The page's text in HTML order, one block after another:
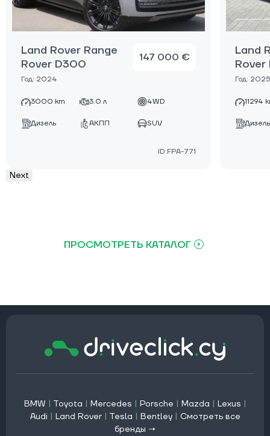
Land Rover Range
Rover D300
Год: 2024
147 000 €
3000 km 3.0 л 4WD
Дизель АКПП SUV
ID:FPA-771
Land
Год: 2025
11294
Дизель
Next
ПРОСМОТРЕТЬ КАТАЛОГ
BMW | Toyota | Mercedes | Porsche | Mazda | Lexus |
Audi | Land Rover | Tesla | Bentley | Смотреть все
бренды →